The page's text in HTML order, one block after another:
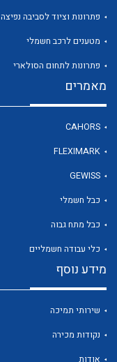
לכל מוצרי היצרן
פתרונות וציוד לסביבה נפיצה EX
מטענים לרכב חשמלי
פתרונות לתחום הסולארי
מאמרים
CAHORS
FLEXIMARK
GEWISS
כבל חשמלי
כבל מתח גבוה
כלי עבודה חשמליים
מידע נוסף
שירותי תמיכה
נקודות מכירה
אודות